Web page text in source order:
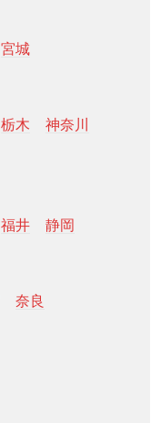
宮城
栃木
神奈川
福井 静岡
奈良